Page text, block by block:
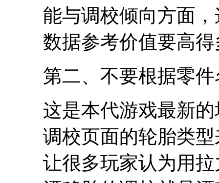
能与调校倾向方面
数据参考价值要高
第二、不要根据零
这是本代游戏最新
调校页面的轮胎类
让很多玩家认为用